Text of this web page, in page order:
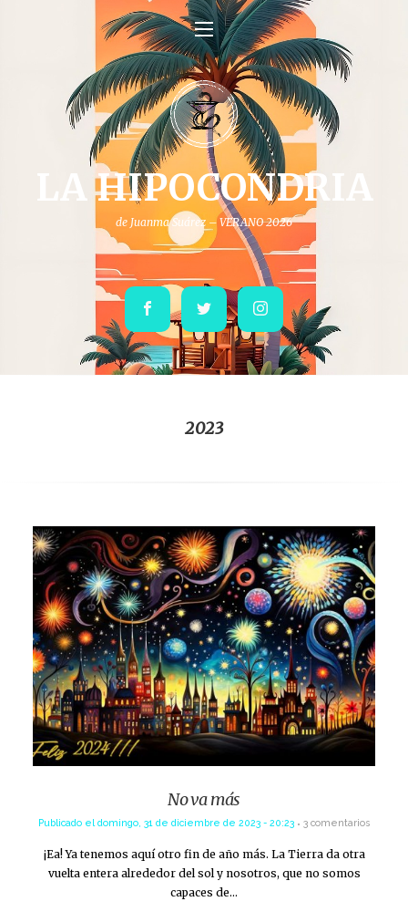
LA HIPOCONDRIA
de Juanma Suárez – VERANO 2026
Facebook Twitter Instagram
2023
No va más
Publicado eldomingo, 31 de diciembre de 2023 - 20:23 3 comentarios
¡Ea! Ya tenemos aquí otro fin de año más. La Tierra da otra
vuelta entera alrededor del sol y nosotros, que no somos
capaces de…